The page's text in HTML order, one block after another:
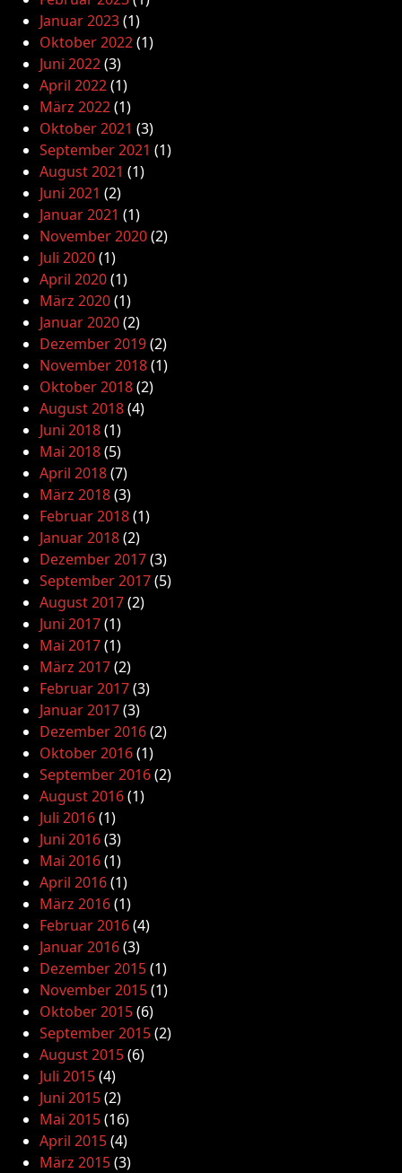
Januar 2023(1)
Oktober 2022(1)
Juni 2022(3)
April 2022(1)
März 2022(1)
Oktober 2021 (3)
September 2021 (1)
August 2021 (1)
Juni 2021 (2)
Januar 2021 (1)
November 2020(2)
Juli 2020(1)
April 2020(1)
März 2020(1)
Januar 2020(2)
Dezember 2019(2)
November 2018(1)
Oktober 2018(2)
August 2018(4)
Juni 2018(1)
Mai 2018(5)
April 2018(7)
März 2018(3)
Februar 2018(1)
Januar 2018(2)
Dezember 2017(3)
September 2017(5)
August 2017(2)
Juni 2017(1)
Mai 2017(1)
März 2017(2)
Februar 2017(3)
Januar 2017(3)
Dezember 2016(2)
Oktober 2016(1)
September 2016(2)
August 2016(1)
Juli 2016(1)
Juni 2016(3)
Mai 2016(1)
April 2016(1)
März 2016(1)
Februar 2016(4)
Januar 2016(3)
Dezember 2015(1)
November 2015(1)
Oktober 2015(6)
September 2015(2)
August 2015(6)
Juli 2015(4)
Juni 2015(2)
Mai 2015(16)
April 2015(4)
März 2015(3)